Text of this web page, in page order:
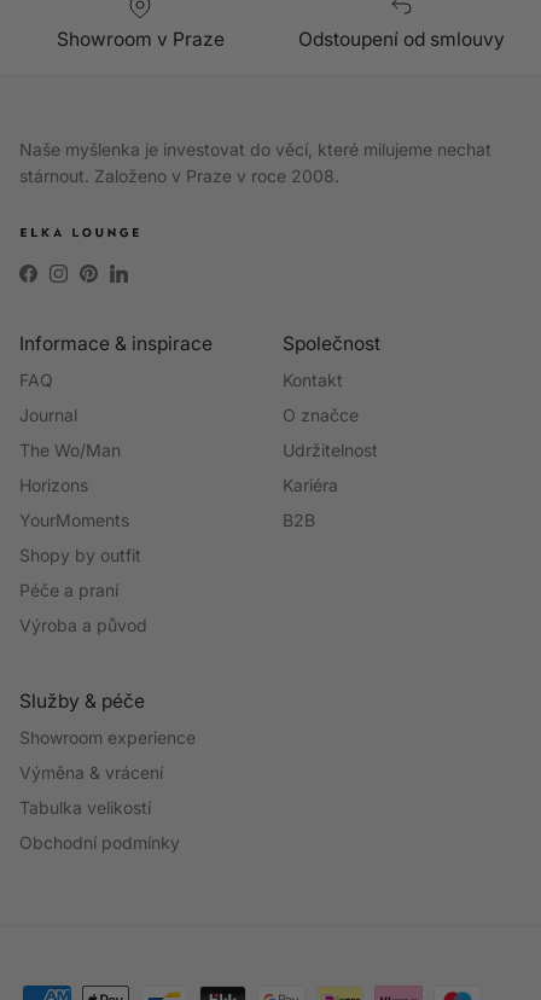
Showroom v Praze Odstoupení od smlouvy
Naše myšlenka je investovat do věcí, které milujeme nechat
stárnout. Založeno v Praze v roce 2008.
Facebook
Instagram
PinterestLinkedIn
Informace & inspirace
FAQ
Journal
The Wo/Man
Horizons
YourMoments
Shopy by outfit
Péče a praní
Výroba a původ
Společnost
Kontakt
O značce
Udržitelnost
Kariéra
B2B
Služby & péče
Showroom experience
Výměna & vrácení
Tabulka velikostí
Obchodní podmínky